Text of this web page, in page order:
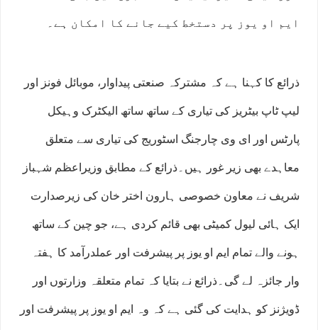
ایم او یوز پر دستخط کیے جانے کا امکان ہے۔
ذرائع کا کہنا ہے کہ مشترکہ صنعتی پیداوار، موبائل فونز اور
لیپ ٹاپ بیٹریز کی تیاری کے ساتھ ساتھ الیکٹرک وہیکل
پارٹس اور ای وی چارجنگ اسٹوریج کی تیاری سے متعلق
معاہدے بھی زیر غور ہیں۔ذرائع کے مطابق وزیراعظم شہباز
شریف نے معاون خصوصی ہارون اختر خان کی زیرصدارت
ایک ہائی لیول کمیٹی بھی قائم کردی ہے، جو چین کے ساتھ
ہونے والے تمام ایم او یوز پر پیشرفت اور عملدرآمد کا ہفتہ
وار جائزہ لے گی۔ذرائع نے بتایا کہ تمام متعلقہ وزارتوں اور
ڈویژنز کو ہدایت کی گئی ہے کہ وہ ایم او یوز پر پیشرفت اور